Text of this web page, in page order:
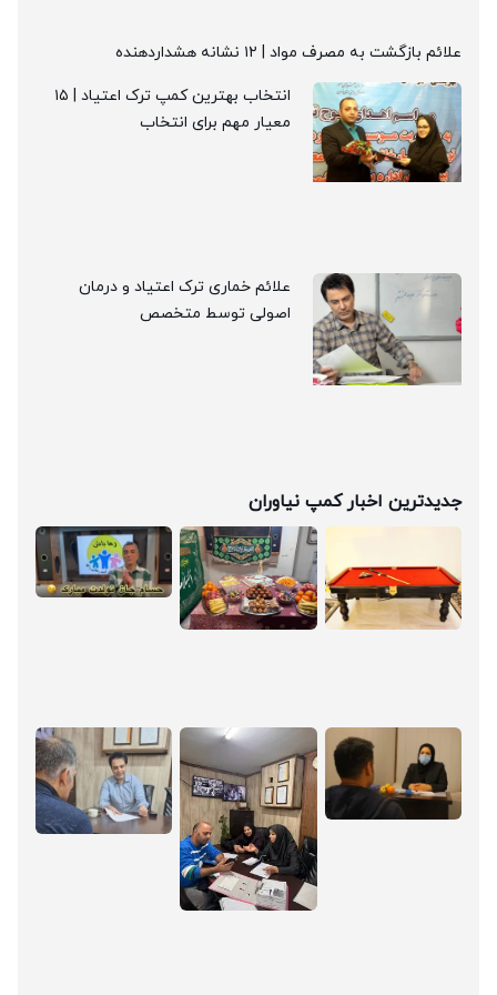
بازگشت به مصرف مواد | ۱۲ نشانه هشداردهنده
انتخاب بهترین کمپ ترک اعتیاد | ۱۵
معیار مهم برای انتخاب
علائم خماری ترک اعتیاد و درمان
اصولی توسط متخصص
اخبار کمپ نیاوران